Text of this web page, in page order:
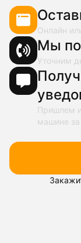
Онлайн
Мы
Уточним
Пришлем
машине за